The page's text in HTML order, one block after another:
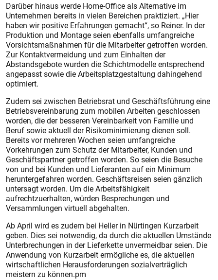
Darüber hinaus werde Home-Office als Alternative im
Unternehmen bereits in vielen Bereichen praktiziert. „Hier
haben wir positive Erfahrungen gemacht“, so Reiner. In der
Produktion und Montage seien ebenfalls umfangreiche
Vorsichtsmaßnahmen für die Mitarbeiter getroffen worden.
Zur Kontaktvermeidung und zum Einhalten der
Abstandsgebote wurden die Schichtmodelle entsprechend
angepasst sowie die Arbeitsplatzgestaltung dahingehend
optimiert.
Zudem sei zwischen Betriebsrat und Geschäftsführung eine
Betriebsvereinbarung zum mobilen Arbeiten geschlossen
worden, die der besseren Vereinbarkeit von Familie und
Beruf sowie aktuell der Risikominimierung dienen soll.
Bereits vor mehreren Wochen seien umfangreiche
Vorkehrungen zum Schutz der Mitarbeiter, Kunden und
Geschäftspartner getroffen worden. So seien die Besuche
von und bei Kunden und Lieferanten auf ein Minimum
heruntergefahren worden. Geschäftsreisen seien gänzlich
untersagt worden. Um die Arbeitsfähigkeit
aufrechtzuerhalten, würden Besprechungen und
Versammlungen virtuell abgehalten.
Ab April wird es zudem bei Heller in Nürtingen Kurzarbeit
geben. Dies sei notwendig, da durch die aktuellen Umstände
Unterbrechungen in der Lieferkette unvermeidbar seien. Die
Anwendung von Kurzarbeit ermögliche es, die aktuellen
wirtschaftlichen Herausforderungen sozialverträglich
meistern zu können.pm